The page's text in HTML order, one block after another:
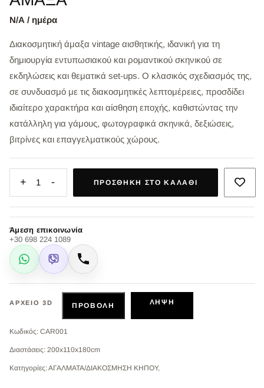
Ν/Α / ημέρα
Διακοσμητική άμαξα vintage αισθητικής, ιδανική για τη
δημιουργία εντυπωσιακού και ρομαντικού σκηνικού σε
εκδηλώσεις και θεματικά set-ups. Ο κλασικός σχεδιασμός της,
σε συνδυασμό με τις διακοσμητικές λεπτομέρειες, προσδίδει
ιδιαίτερο χαρακτήρα και αίσθηση εποχής, καθιστώντας την
κατάλληλη για γάμους, φωτογραφικά σκηνικά, δεξιώσεις,
βιτρίνες και επαγγελματικούς χώρους.
+ 1 - ΠΡΟΣΘΉΚΗ ΣΤΟ ΚΑΛΆΘΙ
Άμεση επικοινωνία
+30 698 224 1089
WhatsApp
Viber Κλήση
ΑΡΧΕΊΟ 3D ΠΡΟΒΟΛΉ ΛΉΨΗ
Κωδικός: CAR001
Διαστάσεις: 200x110x180cm
Κατηγορίες: ΑΓΑΛΜΑΤΑ/ΔΙΑΚΟΣΜΗΣΗ ΚΗΠΟΥ,